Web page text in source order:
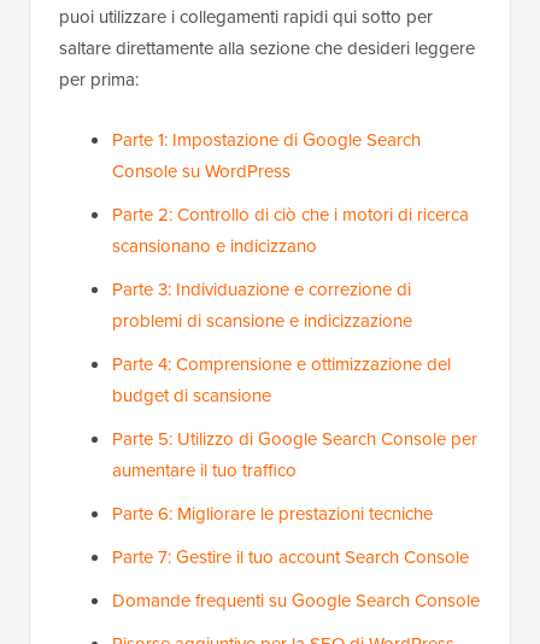
puoi utilizzare i collegamenti rapidi qui sotto per
saltare direttamente alla sezione che desideri leggere
per prima:
Parte 1: Impostazione di Google Search
Console su WordPress
Parte 2: Controllo di ciò che i motori di ricerca
scansionano e indicizzano
Parte 3: Individuazione e correzione di
problemi di scansione e indicizzazione
Parte 4: Comprensione e ottimizzazione del
budget di scansione
Parte 5: Utilizzo di Google Search Console per
aumentare il tuo traffico
Parte 6: Migliorare le prestazioni tecniche
Parte 7: Gestire il tuo account Search Console
Domande frequenti su Google Search Console